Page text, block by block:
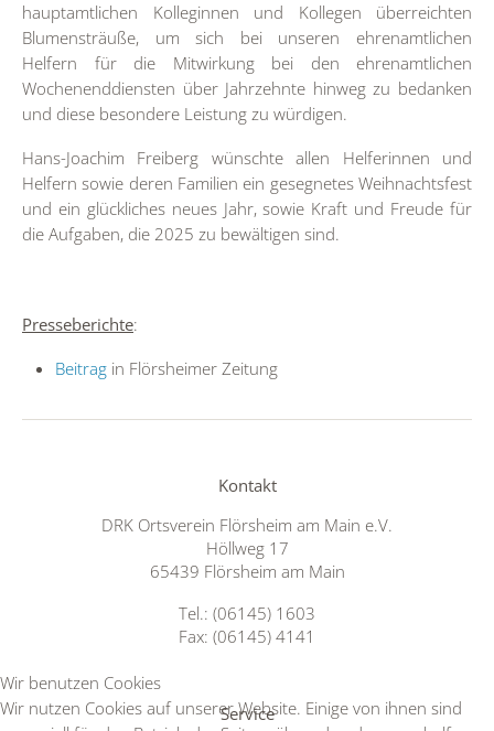
hauptamtlichen Kolleginnen und Kollegen überreichten
Blumensträuße, um sich bei unseren ehrenamtlichen
Helfern für die Mitwirkung bei den ehrenamtlichen
Wochenenddiensten über Jahrzehnte hinweg zu bedanken
und diese besondere Leistung zu würdigen.
Hans-Joachim Freiberg wünschte allen Helferinnen und
Helfern sowie deren Familien ein gesegnetes Weihnachtsfest
und ein glückliches neues Jahr, sowie Kraft und Freude für
die Aufgaben, die 2025 zu bewältigen sind.
Presseberichte:
Beitrag in Flörsheimer Zeitung
Kontakt
DRK Ortsverein Flörsheim am Main e.V.
Höllweg 17
65439 Flörsheim am Main
Tel.: (06145) 1603
Fax: (06145) 4141
Service
Wir benutzen Cookies
Wir nutzen Cookies auf unserer Website. Einige von ihnen sind